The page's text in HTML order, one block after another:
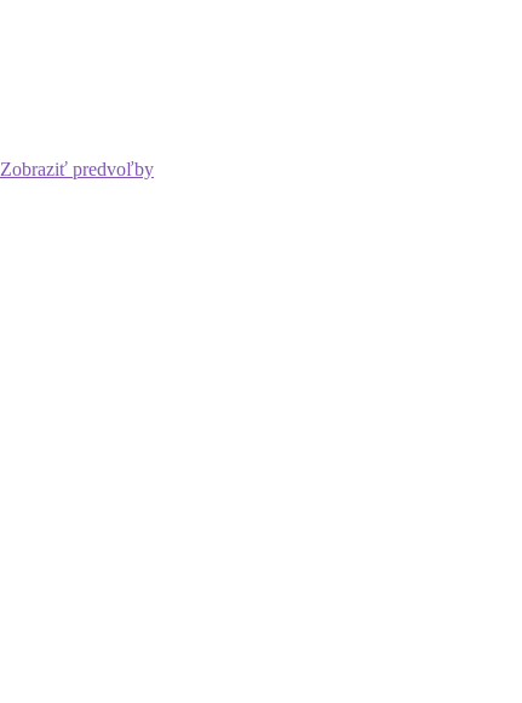
Zobraziť predvoľby